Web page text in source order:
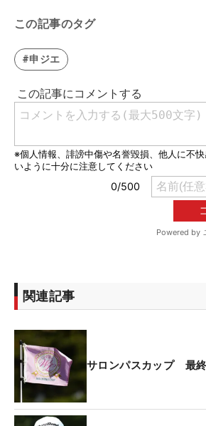
この記事のタグ
#申ジエ
関連記事
サロンパスカップ 最